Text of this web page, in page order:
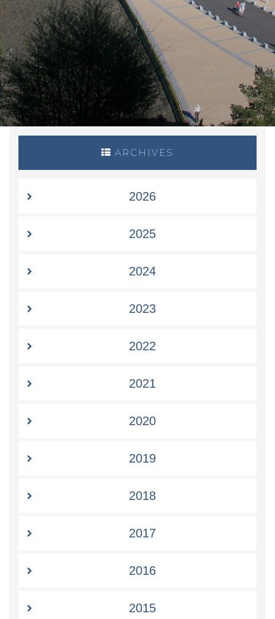
ARCHIVES
2026
2025
2024
2023
2022
2021
2020
2019
2018
2017
2016
2015